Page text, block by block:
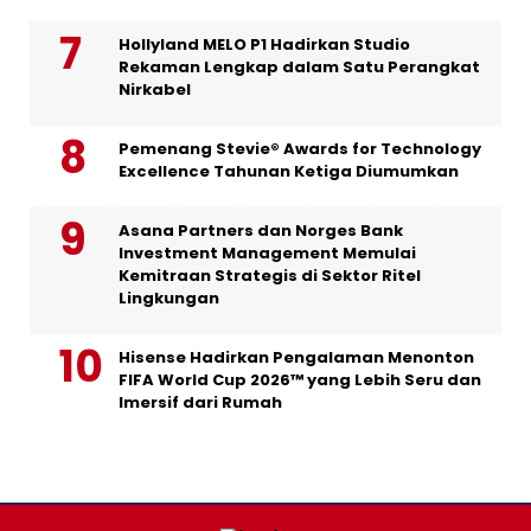
Hollyland MELO P1 Hadirkan Studio
Rekaman Lengkap dalam Satu Perangkat
Nirkabel
Pemenang Stevie® Awards for Technology
Excellence Tahunan Ketiga Diumumkan
Asana Partners dan Norges Bank
Investment Management Memulai
Kemitraan Strategis di Sektor Ritel
Lingkungan
Hisense Hadirkan Pengalaman Menonton
FIFA World Cup 2026™ yang Lebih Seru dan
Imersif dari Rumah